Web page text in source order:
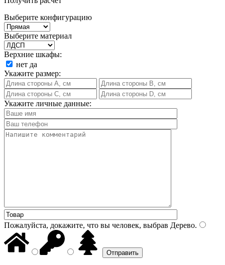
Выберите конфигурацию
Выберите материал
Верхние шкафы:
нет да
Укажите размер:
Укажите личные данные:
Пожалуйста, докажите, что вы человек, выбрав Дерево.